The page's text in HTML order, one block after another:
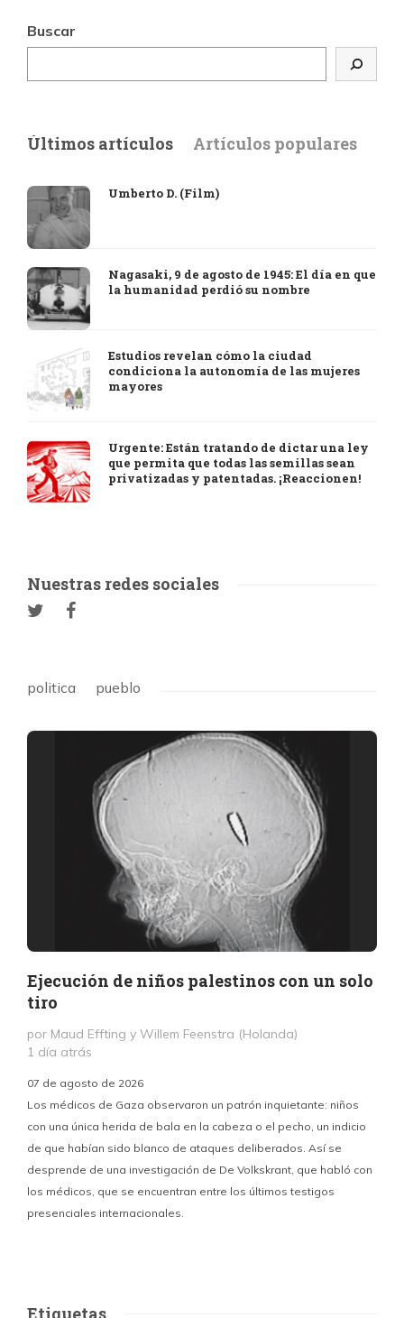
Buscar
Últimos artículos Artículos populares
Umberto D. (Film)
Nagasaki, 9 de agosto de 1945: El día en que
la humanidad perdió su nombre
Estudios revelan cómo la ciudad
condiciona la autonomía de las mujeres
mayores
Urgente: Están tratando de dictar una ley
que permita que todas las semillas sean
privatizadas y patentadas. ¡Reaccionen!
Nuestras redes sociales
politica pueblo
Ejecución de niños palestinos con un solo
tiro
por Maud Effting y Willem Feenstra (Holanda)
1 día atrás
07 de agosto de 2026
Los médicos de Gaza observaron un patrón inquietante: niños
con una única herida de bala en la cabeza o el pecho, un indicio
de que habían sido blanco de ataques deliberados. Así se
desprende de una investigación de De Volkskrant, que habló con
los médicos, que se encuentran entre los últimos testigos
presenciales internacionales.
Etiquetas